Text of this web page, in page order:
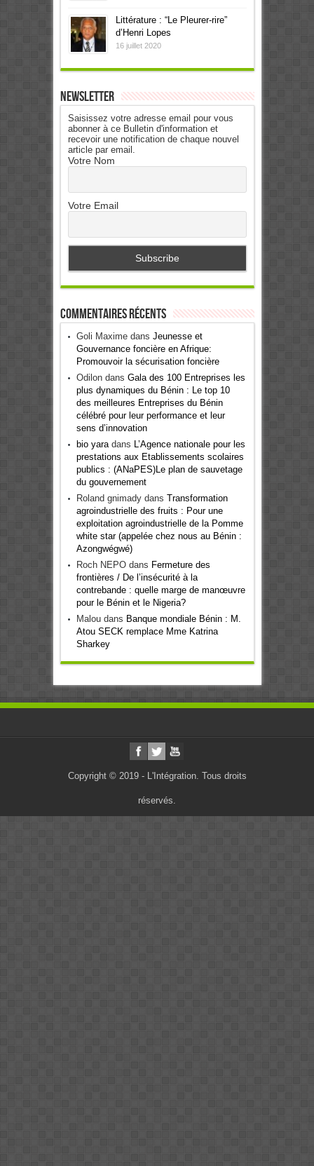
Littérature : “Le Pleurer-rire”
d’Henri Lopes
16 juillet 2020
Newsletter
Saisissez votre adresse email pour vous
abonner à ce Bulletin d'information et
recevoir une notification de chaque nouvel
article par email.
Votre Nom
Votre Email
Commentaires récents
Goli Maximedans Jeunesse et
Gouvernance foncière en Afrique:
Promouvoir la sécurisation foncière
Odilondans Gala des 100 Entreprises les
plus dynamiques du Bénin : Le top 10
des meilleures Entreprises du Bénin
célébré pour leur performance et leur
sens d’innovation
bio yaradans
L’Agence nationale pour les
prestations aux Etablissements scolaires
publics : (ANaPES)Le plan de sauvetage
du gouvernement
Roland gnimadydans Transformation
agroindustrielle des fruits : Pour une
exploitation agroindustrielle de la Pomme
white star (appelée chez nous au Bénin :
Azongwégwé)
Roch NEPOdans Fermeture des
frontières / De l’insécurité à la
contrebande : quelle marge de manœuvre
pour le Bénin et le Nigeria?
Maloudans Banque mondiale Bénin : M.
Atou SECK remplace Mme Katrina
Sharkey
Copyright © 2019 - L'Intégration. Tous droits
réservés.